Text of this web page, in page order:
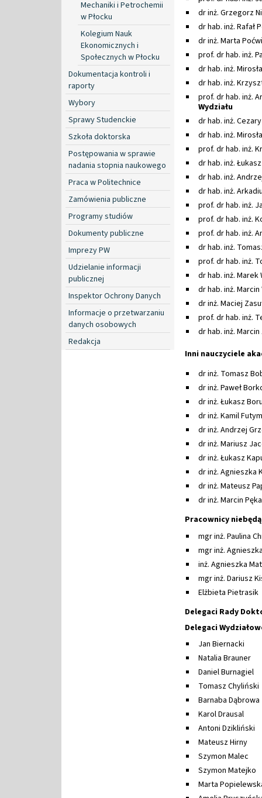
Mechaniki i Petrochemii
w Płocku
Kolegium Nauk
Ekonomicznych i
Społecznych w Płocku
Dokumentacja kontroli i
raporty
Wybory
Sprawy Studenckie
Szkoła doktorska
Postępowania w sprawie
nadania stopnia naukowego
Praca w Politechnice
Zamówienia publiczne
Programy studiów
Dokumenty publiczne
Imprezy PW
Udzielanie informacji
publicznej
Inspektor Ochrony Danych
Informacje o przetwarzaniu
danych osobowych
Redakcja
dr inż. Grzegorz
dr hab. inż. Rafał
dr inż. Marta
prof. dr hab. inż.
dr hab. inż.
dr hab. inż.
prof. dr hab. inż.
Wydziału
dr hab. inż.
dr hab. inż.
prof. dr hab. inż.
dr hab. inż.
dr hab. inż.
dr hab. inż.
prof. dr hab. inż.
prof. dr hab. inż.
prof. dr hab. inż.
dr hab. inż.
prof. dr hab. inż.
dr hab. inż.
dr hab. inż.
dr inż. Maciej
prof. dr hab. inż.
dr hab. inż.
Inni nauczyciele
dr inż. Tomasz
dr inż. Paweł
dr inż. Łukasz
dr inż. Kamil
dr inż. Andrzej
dr inż. Mariusz
dr inż. Łukasz
dr inż. Agnieszka
dr inż. Mateusz
dr inż. Marcin
Pracownicy
mgr inż. Paulina
mgr inż.
inż. Agnieszka
mgr inż. Dariusz
Elżbieta Pietrasik
Delegaci Rady
Delegaci
Jan Biernacki
Natalia Brauner
Daniel Burnagiel
Tomasz Chyliński
Barnaba Dąbrowa
Karol Drausal
Antoni Dzikliński
Mateusz Hirny
Szymon Malec
Szymon Matejko
Marta